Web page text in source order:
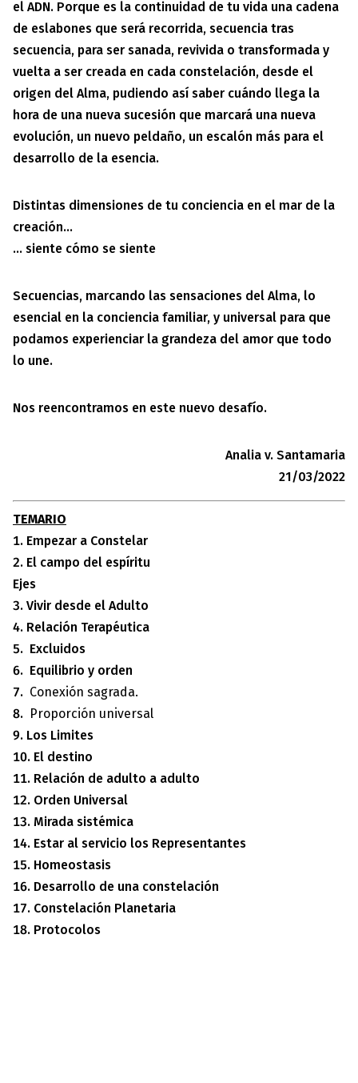
el ADN. Porque es la continuidad de tu vida una cadena
de eslabones que será recorrida, secuencia tras
secuencia, para ser sanada, revivida o transformada y
vuelta a ser creada en cada constelación, desde el
origen del Alma, pudiendo así saber cuándo llega la
hora de una nueva sucesión que marcará una nueva
evolución, un nuevo peldaño, un escalón más para el
desarrollo de la esencia.
Distintas dimensiones de tu conciencia en el mar de la
creación…
… siente cómo se siente
Secuencias, marcando las sensaciones del Alma, lo
esencial en la conciencia familiar, y universal para que
podamos experienciar la grandeza del amor que todo
lo une.
Nos reencontramos en este nuevo desafío.
Analia v. Santamaria
21/03/2022
TEMARIO
Empezar a Constelar
El campo del espíritu
Ejes
Vivir desde el Adulto
Relación Terapéutica
Excluidos
Equilibrio y orden
Conexión sagrada.
Proporción universal
Los Limites
El destino
Relación de adulto a adulto
Orden Universal
Mirada sistémica
Estar al servicio los Representantes
Homeostasis
Desarrollo de una constelación
Constelación Planetaria
Protocolos